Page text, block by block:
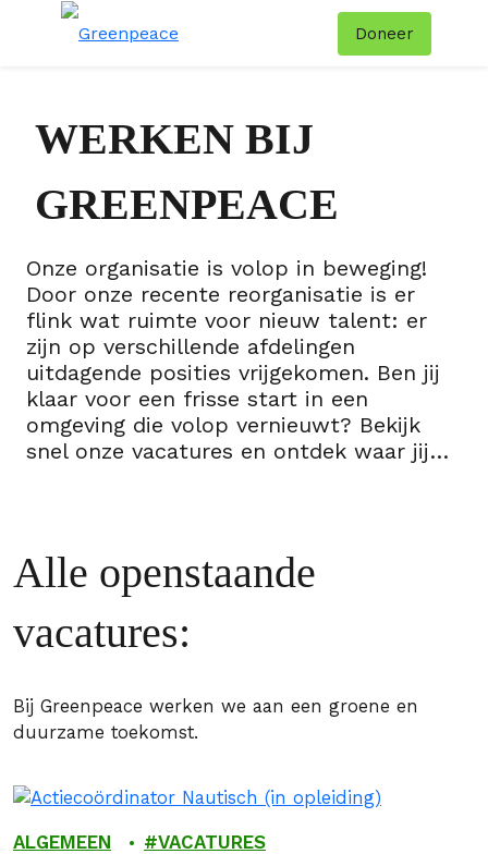
Doneer
WERKEN BIJ
GREENPEACE
Onze organisatie is volop in beweging!
Door onze recente reorganisatie is er
flink wat ruimte voor nieuw talent: er
zijn op verschillende afdelingen
uitdagende posities vrijgekomen. Ben jij
klaar voor een frisse start in een
omgeving die volop vernieuwt? Bekijk
snel onze vacatures en ontdek waar jij
Alle openstaande
vacatures:
Bij Greenpeace werken we aan een groene en
duurzame toekomst.
ALGEMEEN VACATURES